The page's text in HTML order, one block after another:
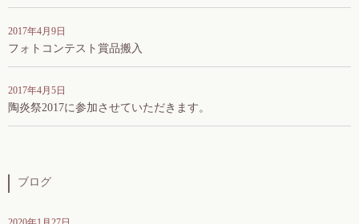
2017年4月9日
フォトコンテスト賞品搬入
2017年4月5日
陶炎祭2017に参加させていただきます。
ブログ